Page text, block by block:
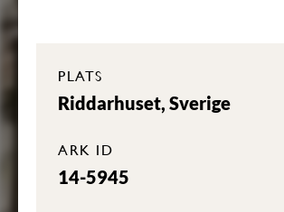
PLATS
Riddarhuset, Sverige
ARK ID
14-5945